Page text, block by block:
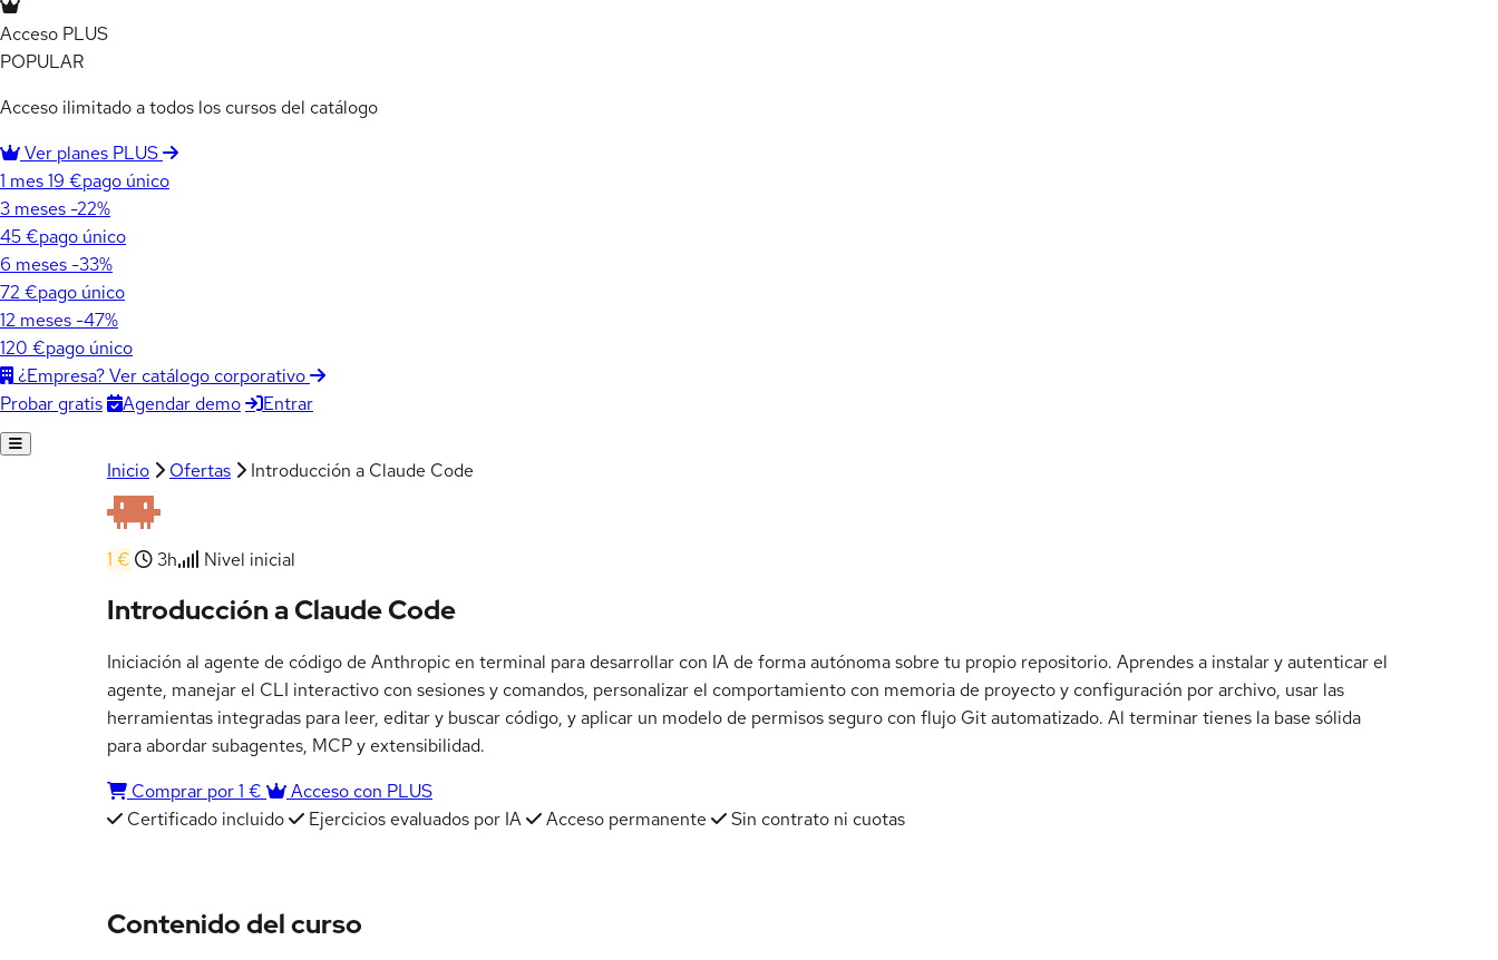
Acceso PLUS
POPULAR
Acceso ilimitado a todos los cursos del catálogo
Ver planes PLUS
1 mes19 €pago único
3 meses -22%
45 €pago único
6 meses -33%
72 €pago único
12 meses -47%
120 €pago único
¿Empresa? Ver catálogo corporativo
Probar gratis
Agendar demo Entrar
Inicio Ofertas Introducción a Claude Code
1 € 3h Nivel inicial
Introducción a Claude Code
Iniciación al agente de código de Anthropic en terminal para desarrollar con IA de forma autónoma sobre tu propio repositorio. Aprendes a instalar y autenticar el
agente, manejar el CLI interactivo con sesiones y comandos, personalizar el comportamiento con memoria de proyecto y configuración por archivo, usar las
herramientas integradas para leer, editar y buscar código, y aplicar un modelo de permisos seguro con flujo Git automatizado. Al terminar tienes la base sólida
para abordar subagentes, MCP y extensibilidad.
Comprar por 1 €
Acceso con PLUS
Certificado incluido
Ejercicios evaluados por IA Acceso permanente Sin contrato ni cuotas
Contenido del curso